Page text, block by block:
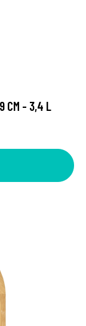
CM - 3,4 L